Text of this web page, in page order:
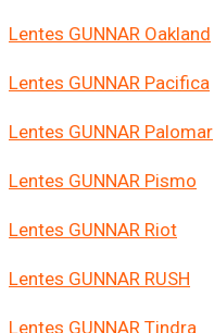
Lentes GUNNAR Oakland
Lentes GUNNAR Pacifica
Lentes GUNNAR Palomar
Lentes GUNNAR Pismo
Lentes GUNNAR Riot
Lentes GUNNAR RUSH
Lentes GUNNAR Tindra